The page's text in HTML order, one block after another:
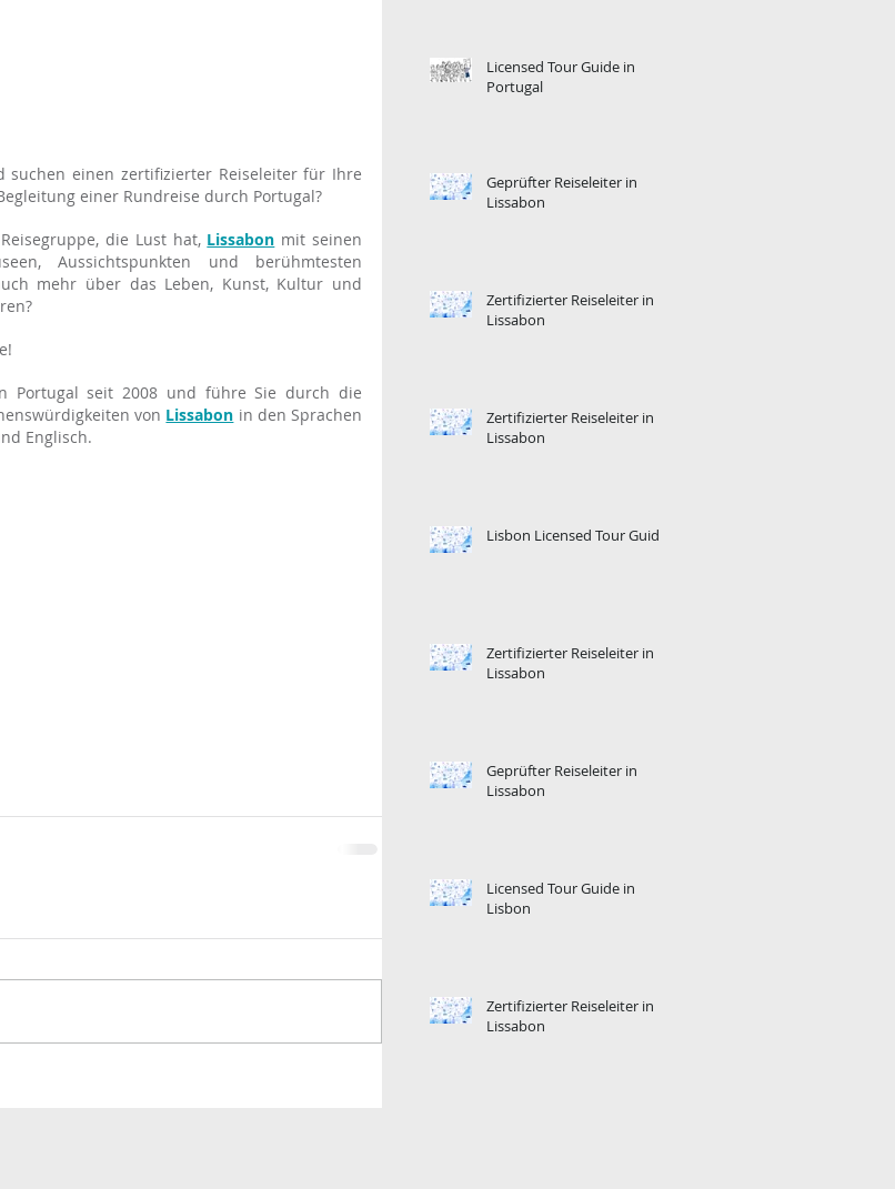
suchen einen zertifizierter Reiseleiter für Ihre
einer Rundreise durch Portugal?
die Lust hat, Lissabon mit seinen
Aussichtspunkten und berühmtesten
mehr über das Leben, Kunst, Kultur und
Portugal seit 2008 und führe Sie durch die
von Lissabon in den Sprachen
Englisch.
Licensed Tour Guide in
Portugal
Geprüfter Reiseleiter in
Lissabon
Zertifizierter Reiseleiter in
Lissabon
Zertifizierter Reiseleiter in
Lissabon
Lisbon Licensed Tour Guide
Zertifizierter Reiseleiter in
Lissabon
Geprüfter Reiseleiter in
Lissabon
Licensed Tour Guide in
Lisbon
Zertifizierter Reiseleiter in
Lissabon